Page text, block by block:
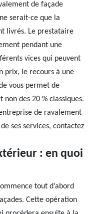
de façade
serait-ce que la
livrés. Le prestataire
pendant une
vices qui peuvent
prix, le recours à une
vous permet de
non des 20 % classiques.
de ravalement
ses services, contactez
: en quoi
tout d’abord
Cette opération